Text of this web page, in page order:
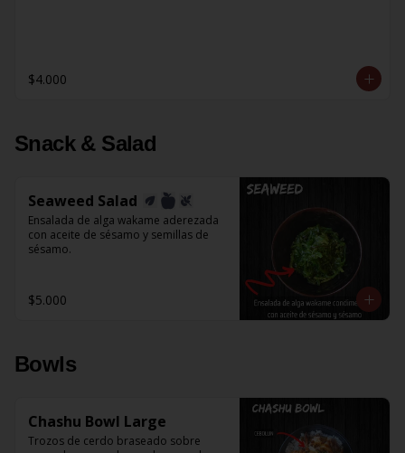
$4.000
Snack & Salad
Seaweed Salad
Ensalada de alga wakame aderezada
con aceite de sésamo y semillas de
sésamo.
$5.000
Bowls
Chashu Bowl Large
Trozos de cerdo braseado sobre